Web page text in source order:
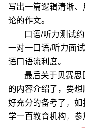
写出一篇逻辑清晰
论的作文。
口语/听力测试
一对一口语/听力面
语口语流利度。
最后关于贝赛思
的内容介绍了，要
好充分的备考了，
学一百教育机构，参